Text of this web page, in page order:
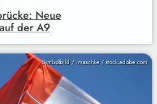
Neue
der A9
Symbolbild / imaschke / stock.adobe.com